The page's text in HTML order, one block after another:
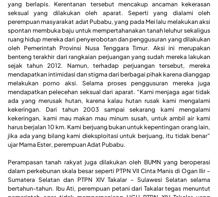
yang berlapis. Kerentanan tersebut mencakup ancaman kekerasan
seksual yang dilakukan oleh aparat. Seperti yang dialami oleh
perempuan masyarakat adat Pubabu, yang pada Mei lalu melakukan aksi
spontan membuka baju untuk mempertahanakan tanah leluhur sekaligus
ruang hidup mereka dari penyerobotan dan penggusuran yang dilakukan
oleh Pemerintah Provinsi Nusa Tenggara Timur. Aksi ini merupakan
benteng terakhir dari rangkaian perjuangan yang sudah mereka lakukan
sejak tahun 2012. Namun, terhadap perjuangan tersebut, mereka
mendapatkan intimidasi dan stigma dari berbagai pihak karena dianggap
melakukan porno aksi. Selama proses penggusuran mereka juga
mendapatkan pelecehan seksual dari aparat. “Kami menjaga agar tidak
ada yang merusak hutan, karena kalau hutan rusak kami mengalami
kekeringan. Dari tahun 2003 sampai sekarang kami mengalami
kekeringan, kami mau makan mau minum susah, untuk ambil air kami
harus berjalan 10 km. Kami berjuang bukan untuk kepentingan orang lain,
jika ada yang bilang kami dieksploitasi untuk berjuang, itu tidak benar”
ujar Mama Ester, perempuan Adat Pubabu.
Perampasan tanah rakyat juga dilakukan oleh BUMN yang beroperasi
dalam perkebunan skala besar seperti PTPN VII Cinta Manis di Ogan Ilir –
Sumatera Selatan dan PTPN XIV Takalar – Sulawesi Selatan selama
bertahun-tahun. Ibu Ati, perempuan petani dari Takalar tegas menuntut